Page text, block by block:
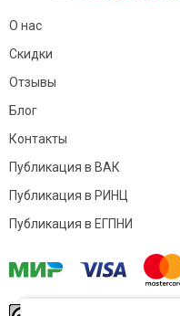
О нас
Скидки
Отзывы
Блог
Контакты
Публикация в ВАК
Публикация в РИНЦ
Публикация в ЕГПНИ